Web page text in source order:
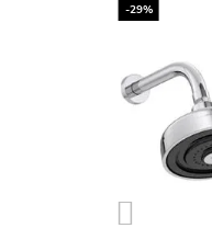
-29%